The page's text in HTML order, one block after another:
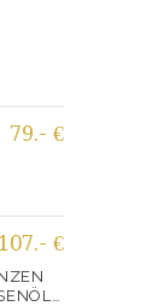
79.- €
107.- €